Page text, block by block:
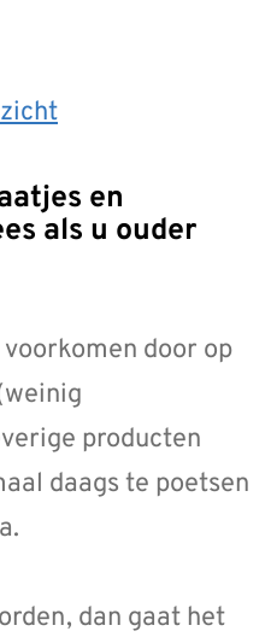
als u ouder
door op
producten
daags te poetsen
dan gaat het